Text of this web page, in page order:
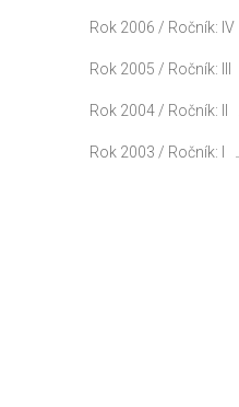
Rok 2006 / Ročník: IV
Rok 2005 / Ročník: III
Rok 2004 / Ročník: II
Rok 2003 / Ročník: I